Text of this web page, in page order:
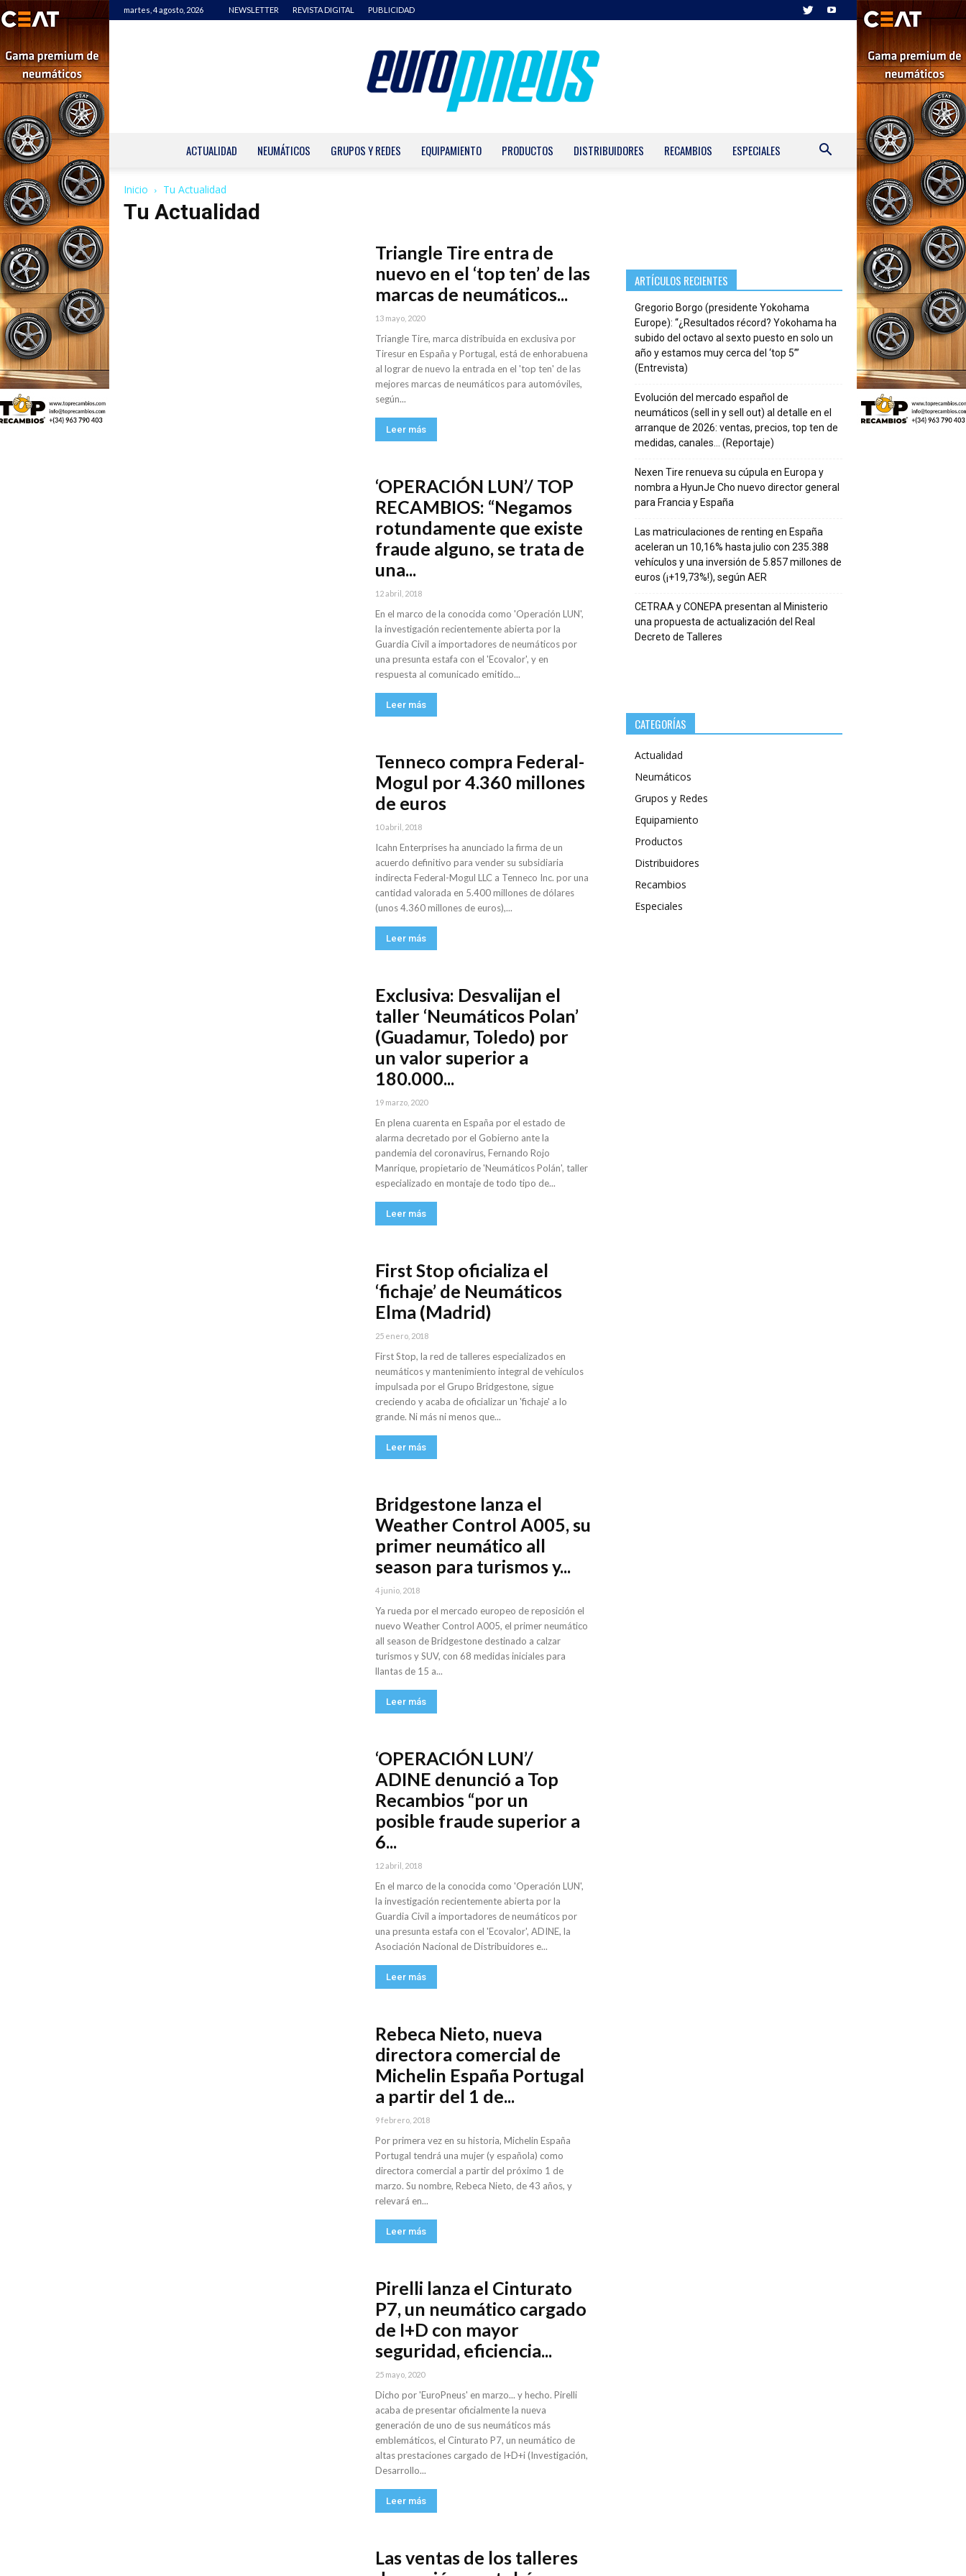
martes, 4 agosto, 2026 NEWSLETTER REVISTA DIGITAL PUBLICIDAD
ACTUALIDAD NEUMÁTICOS GRUPOS Y REDES EQUIPAMIENTO PRODUCTOS DISTRIBUIDORES RECAMBIOS ESPECIALES
Inicio Tu Actualidad
Tu Actualidad
Triangle Tire entra de
nuevo en el ‘top ten’ de las
marcas de neumáticos...
13 mayo, 2020
Triangle Tire, marca distribuida en exclusiva por
Tiresur en España y Portugal, está de enhorabuena
al lograr de nuevo la entrada en el 'top ten' de las
mejores marcas de neumáticos para automóviles,
según...
Leer más
‘OPERACIÓN LUN’/ TOP
RECAMBIOS: “Negamos
rotundamente que existe
fraude alguno, se trata de
una...
12 abril, 2018
En el marco de la conocida como 'Operación LUN',
la investigación recientemente abierta por la
Guardia Civil a importadores de neumáticos por
una presunta estafa con el 'Ecovalor', y en
respuesta al comunicado emitido...
Leer más
Tenneco compra Federal-
Mogul por 4.360 millones
de euros
10 abril, 2018
Icahn Enterprises ha anunciado la firma de un
acuerdo definitivo para vender su subsidiaria
indirecta Federal-Mogul LLC a Tenneco Inc. por una
cantidad valorada en 5.400 millones de dólares
(unos 4.360 millones de euros),...
Leer más
Exclusiva: Desvalijan el
taller ‘Neumáticos Polan’
(Guadamur, Toledo) por
un valor superior a
180.000...
19 marzo, 2020
En plena cuarenta en España por el estado de
alarma decretado por el Gobierno ante la
pandemia del coronavirus, Fernando Rojo
Manrique, propietario de 'Neumáticos Polán', taller
especializado en montaje de todo tipo de...
Leer más
First Stop oficializa el
‘fichaje’ de Neumáticos
Elma (Madrid)
25 enero, 2018
First Stop, la red de talleres especializados en
neumáticos y mantenimiento integral de vehículos
impulsada por el Grupo Bridgestone, sigue
creciendo y acaba de oficializar un 'fichaje' a lo
grande. Ni más ni menos que...
Leer más
Bridgestone lanza el
Weather Control A005, su
primer neumático all
season para turismos y...
4 junio, 2018
Ya rueda por el mercado europeo de reposición el
nuevo Weather Control A005, el primer neumático
all season de Bridgestone destinado a calzar
turismos y SUV, con 68 medidas iniciales para
llantas de 15 a...
Leer más
‘OPERACIÓN LUN’/
ADINE denunció a Top
Recambios “por un
posible fraude superior a
6...
12 abril, 2018
En el marco de la conocida como 'Operación LUN',
la investigación recientemente abierta por la
Guardia Civil a importadores de neumáticos por
una presunta estafa con el 'Ecovalor', ADINE, la
Asociación Nacional de Distribuidores e...
Leer más
Rebeca Nieto, nueva
directora comercial de
Michelin España Portugal
a partir del 1 de...
9 febrero, 2018
Por primera vez en su historia, Michelin España
Portugal tendrá una mujer (y española) como
directora comercial a partir del próximo 1 de
marzo. Su nombre, Rebeca Nieto, de 43 años, y
relevará en...
Leer más
Pirelli lanza el Cinturato
P7, un neumático cargado
de I+D con mayor
seguridad, eficiencia...
25 mayo, 2020
Dicho por 'EuroPneus' en marzo... y hecho. Pirelli
acaba de presentar oficialmente la nueva
generación de uno de sus neumáticos más
emblemáticos, el Cinturato P7, un neumático de
altas prestaciones cargado de I+D+i (Investigación,
Desarrollo...
Leer más
Las ventas de los talleres
ARTÍCULOS RECIENTES
Gregorio Borgo (presidente Yokohama
Europe): “¿Resultados récord? Yokohama ha
subido del octavo al sexto puesto en solo un
año y estamos muy cerca del ‘top 5’”
(Entrevista)
Evolución del mercado español de
neumáticos (sell in y sell out) al detalle en el
arranque de 2026: ventas, precios, top ten de
medidas, canales… (Reportaje)
Nexen Tire renueva su cúpula en Europa y
nombra a HyunJe Cho nuevo director general
para Francia y España
Las matriculaciones de renting en España
aceleran un 10,16% hasta julio con 235.388
vehículos y una inversión de 5.857 millones de
euros (¡+19,73%!), según AER
CETRAA y CONEPA presentan al Ministerio
una propuesta de actualización del Real
Decreto de Talleres
CATEGORÍAS
Actualidad
Neumáticos
Grupos y Redes
Equipamiento
Productos
Distribuidores
Recambios
Especiales